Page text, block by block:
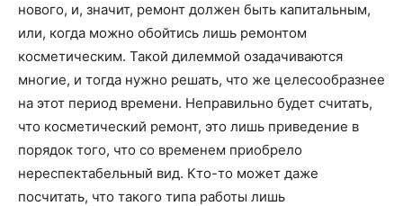
нового, и, значит, ремонт должен быть капитальным,
или, когда можно обойтись лишь ремонтом
косметическим. Такой дилеммой озадачиваются
многие, и тогда нужно решать, что же целесообразнее
на этот период времени. Неправильно будет считать,
что косметический ремонт, это лишь приведение в
порядок того, что со временем приобрело
нереспектабельный вид. Кто-то может даже
посчитать, что такого типа работы лишь